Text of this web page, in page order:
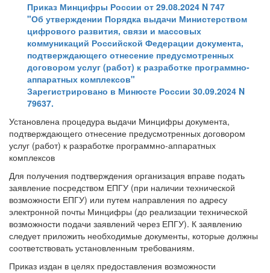
Приказ Минцифры России от 29.08.2024 N 747
"Об утверждении Порядка выдачи Министерством
цифрового развития, связи и массовых
коммуникаций Российской Федерации документа,
подтверждающего отнесение предусмотренных
договором услуг (работ) к разработке программно-
аппаратных комплексов"
Зарегистрировано в Минюсте России 30.09.2024 N
79637.
Установлена процедура выдачи Минцифры документа,
подтверждающего отнесение предусмотренных договором
услуг (работ) к разработке программно-аппаратных
комплексов
Для получения подтверждения организация вправе подать
заявление посредством ЕПГУ (при наличии технической
возможности ЕПГУ) или путем направления по адресу
электронной почты Минцифры (до реализации технической
возможности подачи заявлений через ЕПГУ). К заявлению
следует приложить необходимые документы, которые должны
соответствовать установленным требованиям.
Приказ издан в целях предоставления возможности